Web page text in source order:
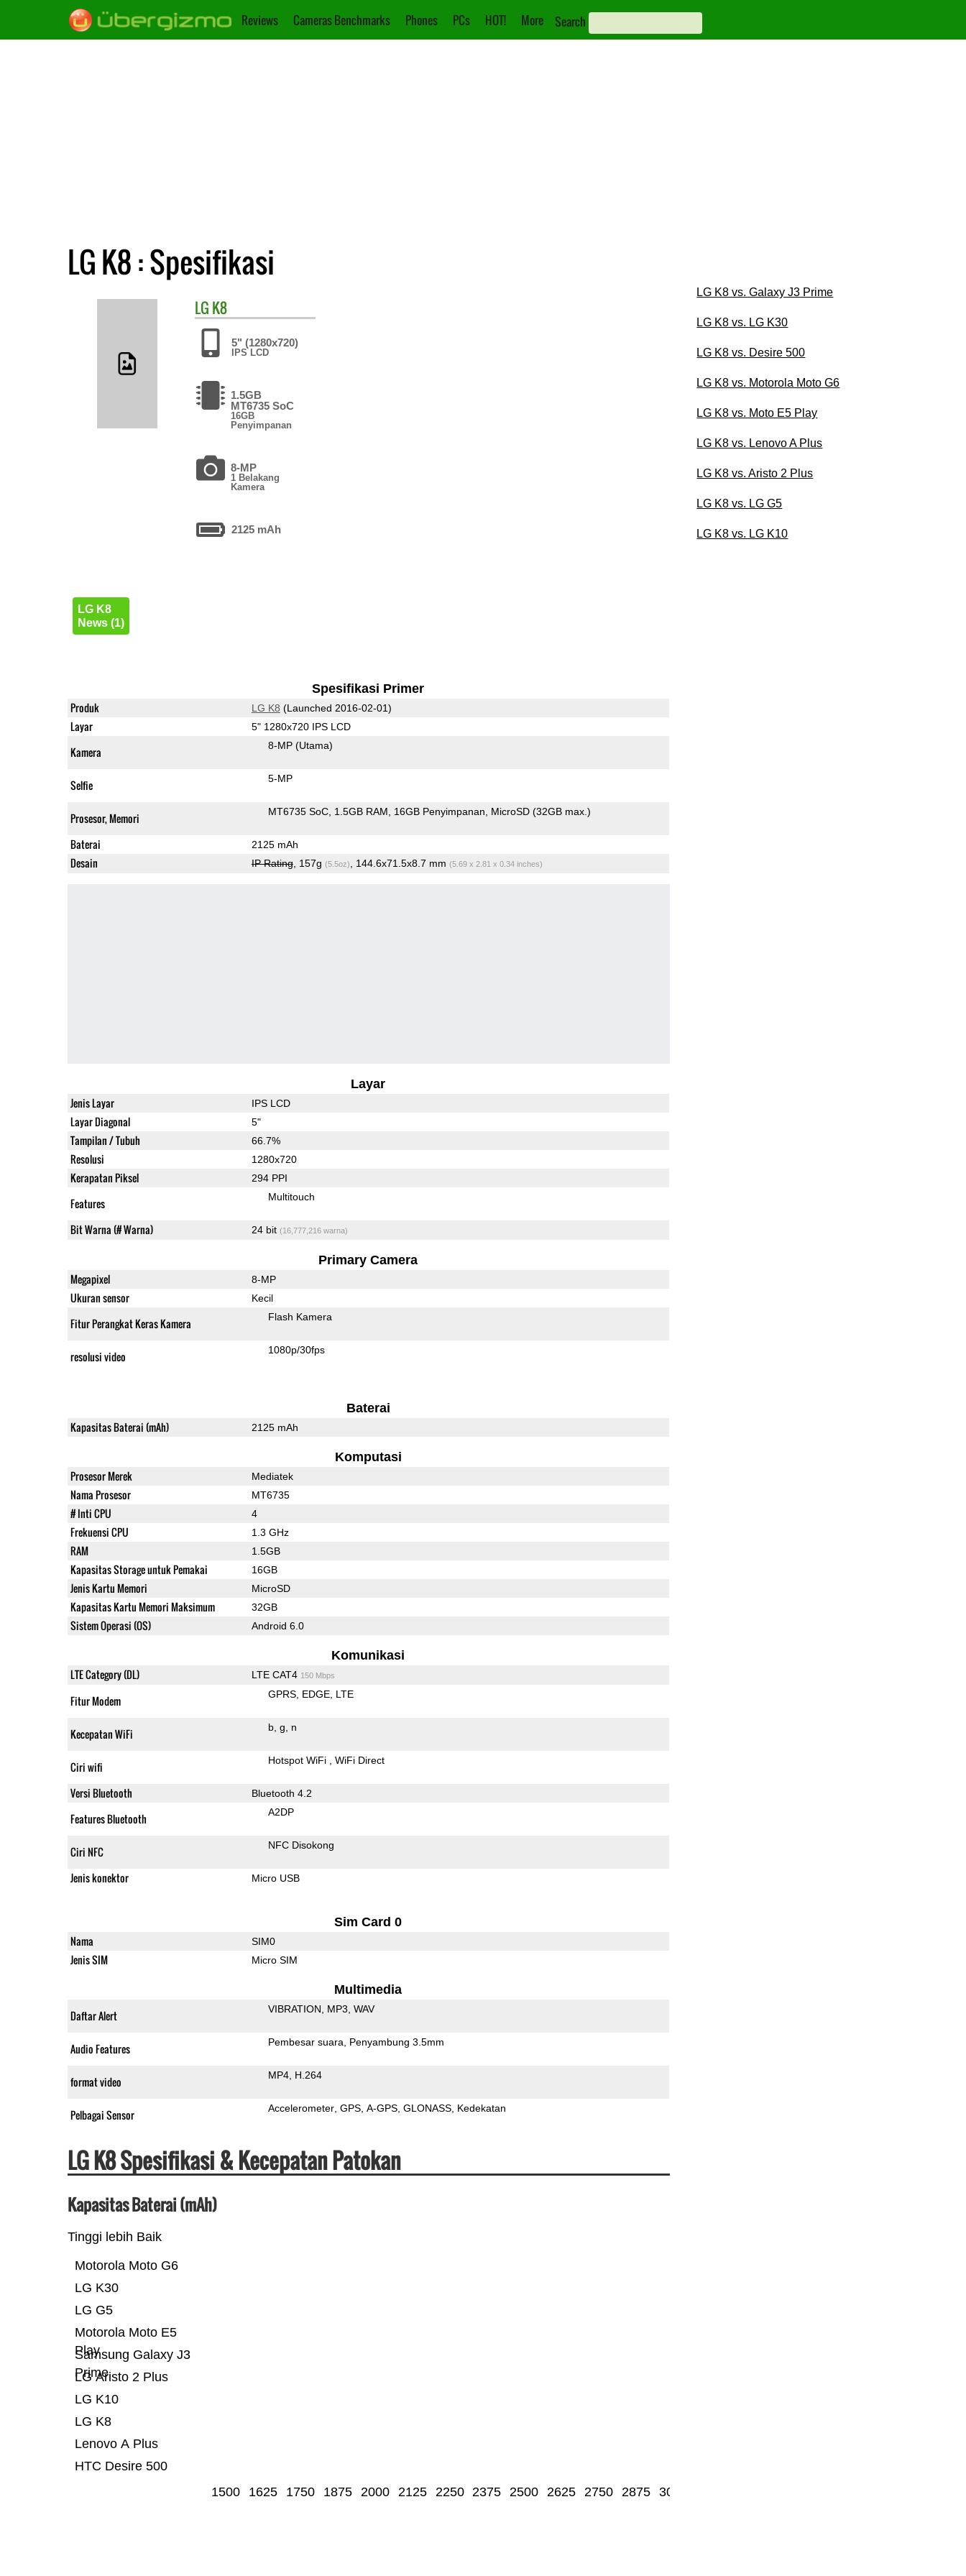
Reviews Cameras Benchmarks Phones PCs HOT! More Search
LG K8 : Spesifikasi
LG K8
5" (1280x720)
IPS LCD
1.5GB
MT6735 SoC
16GB
Penyimpanan
8-MP
1 Belakang
Kamera
2125 mAh
LG K8
News (1)
Spesifikasi Primer
Produk LG K8 (Launched 2016-02-01)
Layar 5" 1280x720 IPS LCD
Kamera 8-MP (Utama)
Selfie 5-MP
Prosesor, Memori MT6735 SoC 1.5GB RAM 16GB Penyimpanan MicroSD (32GB max.)
Baterai 2125 mAh
Desain IP Rating, 157g (5.5oz) , 144.6x71.5x8.7 mm (5.69 x 2.81 x 0.34 inches)
Layar
Jenis Layar IPS LCD
Layar Diagonal 5"
Tampilan / Tubuh 66.7%
Resolusi 1280x720
Kerapatan Piksel 294 PPI
Features Multitouch
Bit Warna (# Warna) 24 bit (16,777,216 warna)
Primary Camera
Megapixel 8-MP
Ukuran sensor Kecil
Fitur Perangkat Keras Kamera Flash Kamera
resolusi video 1080p/30fps
Baterai
Kapasitas Baterai (mAh) 2125 mAh
Komputasi
Prosesor Merek Mediatek
Nama Prosesor MT6735
# Inti CPU 4
Frekuensi CPU 1.3 GHz
RAM 1.5GB
Kapasitas Storage untuk Pemakai 16GB
Jenis Kartu Memori MicroSD
Kapasitas Kartu Memori Maksimum 32GB
Sistem Operasi (OS) Android 6.0
Komunikasi
LTE Category (DL) LTE CAT4 150 Mbps
Fitur Modem GPRS EDGE LTE
Kecepatan WiFi b g n
Ciri wifi Hotspot WiFi WiFi Direct
Versi Bluetooth Bluetooth 4.2
Features Bluetooth A2DP
Ciri NFC NFC Disokong
Jenis konektor Micro USB
Sim Card 0
Nama SIM0
Jenis SIM Micro SIM
Multimedia
Daftar Alert VIBRATION MP3 WAV
Audio Features Pembesar suara Penyambung 3.5mm
format video MP4 H.264
Pelbagai Sensor Accelerometer GPS A-GPS GLONASS Kedekatan
LG K8 Spesifikasi & Kecepatan Patokan
Kapasitas Baterai (mAh)
Tinggi lebih Baik
HTC Desire 500
Lenovo A Plus
LG K8
LG K10
LG Aristo 2 Plus
Samsung Galaxy J3
Prime
Motorola Moto E5
Play
LG G5
LG K30
Motorola Moto G6
1500 1625 1750 1875 2000 2125 2250 2375 2500 2625 2750 2875 3000
LG K8 vs. Galaxy J3 Prime
LG K8 vs. LG K30
LG K8 vs. Desire 500
LG K8 vs. Motorola Moto G6
LG K8 vs. Moto E5 Play
LG K8 vs. Lenovo A Plus
LG K8 vs. Aristo 2 Plus
LG K8 vs. LG G5
LG K8 vs. LG K10